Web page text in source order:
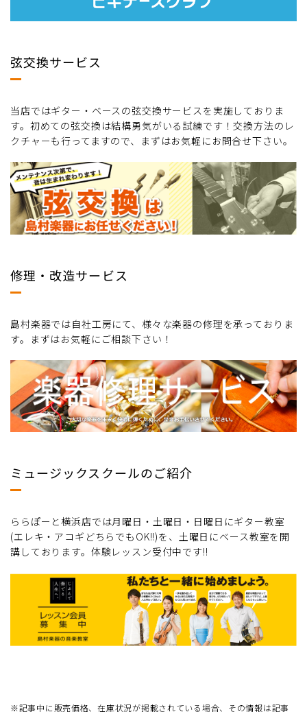
弦交換サービス
当店ではギター・ベースの弦交換サービスを実施しておりま
す。初めての弦交換は結構勇気がいる試練です！交換方法のレ
クチャーも行ってますので、まずはお気軽にお問合せ下さい。
修理・改造サービス
島村楽器では自社工房にて、様々な楽器の修理を承っておりま
す。まずはお気軽にご相談下さい！
ミュージックスクールのご紹介
ららぽーと横浜店では月曜日・土曜日・日曜日にギター教室
(エレキ・アコギどちらでもOK!!)を、土曜日にベース教室を開
講しております。体験レッスン受付中です!!
※記事中に販売価格、在庫状況が掲載されている場合、その情報は記事